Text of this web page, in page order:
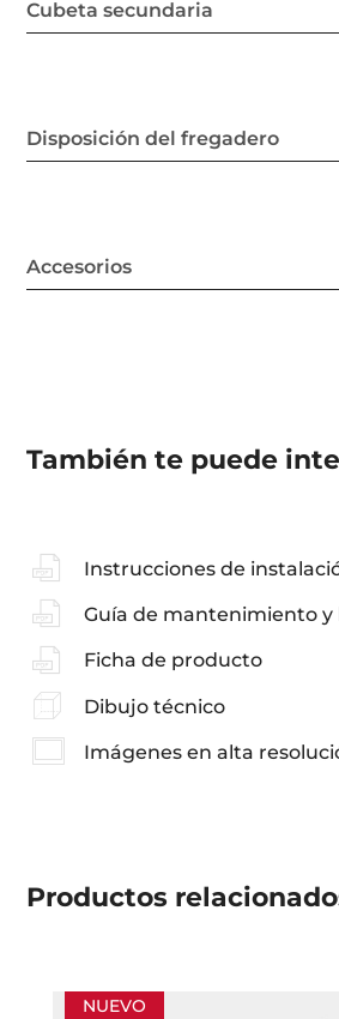
Cubeta secundaria
Disposición del fregadero
Accesorios
También te puede
Instrucciones de
Guía de mantenimiento y
Ficha de producto
Dibujo técnico
Imágenes en alta
Productos
NUEVO